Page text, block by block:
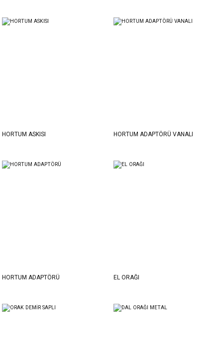
HORTUM ASKISI HORTUM ADAPTÖRÜ VANALI
HORTUM ADAPTÖRÜ EL ORAĞI